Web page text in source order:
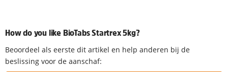
How do you like BioTabs Startrex 5kg?
Beoordeel als eerste dit artikel en help anderen bij de
beslissing voor de aanschaf: